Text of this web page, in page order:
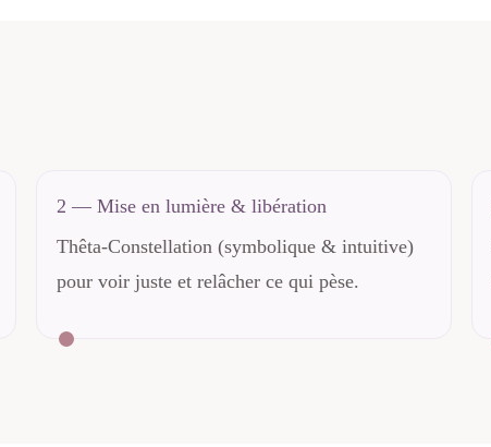
2 — Mise en lumière & libération
Thêta-Constellation (symbolique & intuitive)
pour voir juste et relâcher ce qui pèse.